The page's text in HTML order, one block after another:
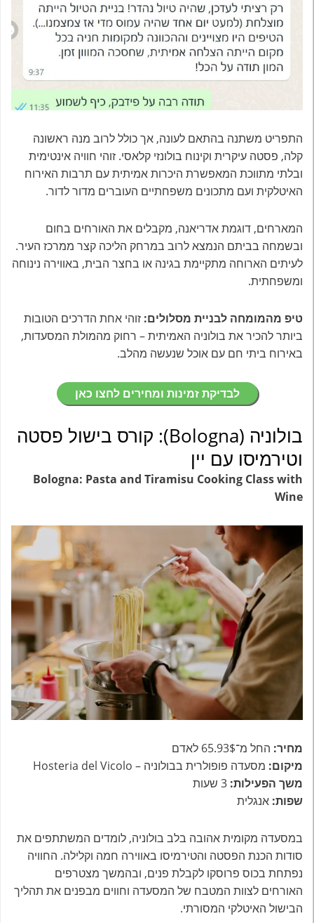
התפריט משתנה בהתאם לעונה, אך כולל לרוב מנה ראשונה
קלה, פסטה עיקרית וקינוח בולונזי קלאסי. זוהי חוויה אינטימית
ובלתי מתווכת המאפשרת היכרות אמיתית עם תרבות האירוח
האיטלקית ועם מתכונים משפחתיים העוברים מדור לדור.
המארחים, דוגמת אדריאנה, מקבלים את האורחים בחום
ובשמחה בביתם הנמצא לרוב במרחק הליכה קצר ממרכז העיר.
לעיתים הארוחה מתקיימת בגינה או בחצר הבית, באווירה נינוחה
ומשפחתית.
טיפ מהמומחה לבניית מסלולים: זוהי אחת הדרכים הטובות
ביותר להכיר את בולוניה האמיתית – רחוק מהמולת המסעדות,
באירוח ביתי חם עם אוכל שנעשה מהלב.
לבדיקת זמינות ומחירים לחצו כאן
בולוניה (Bologna): קורס בישול פסטה
וטירמיסו עם יין
Bologna: Pasta and Tiramisu Cooking Class with
Wine
מחיר: החל מ־65.93$ לאדם
מיקום: מסעדה פופולרית בבולוניה – Hosteria del Vicolo
משך הפעילות:
שפות: אנגלית
במסעדה מקומית אהובה בלב בולוניה, לומדים המשתתפים את
סודות הכנת הפסטה והטירמיסו באווירה חמה וקלילה. החוויה
נפתחת בכוס פרוסקו לקבלת פנים, ובהמשך מצטרפים
האורחים לצוות המטבח של המסעדה וחווים מבפנים את תהליך
הבישול האיטלקי המסורתי.